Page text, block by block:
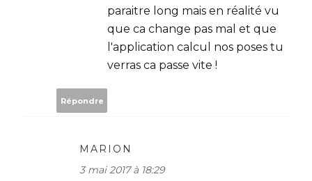
paraitre long mais en réalité vu
que ca change pas mal et que
l'application calcul nos poses tu
verras ca passe vite !
Répondre
MARION
3 mai 2017 à 18:29